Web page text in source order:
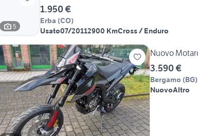
5
1.950 €
Erba (CO)
Usato07/20112900 KmCross / Enduro
Nuovo
3.590 €
Bergamo (BG)
NuovoAltro